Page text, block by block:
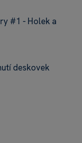
#1 - Holek a
deskovek